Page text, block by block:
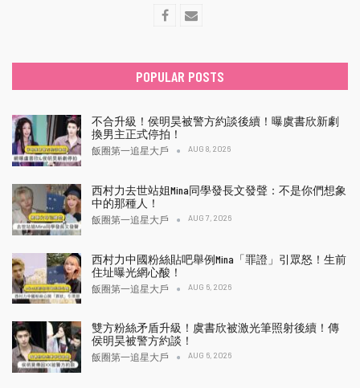
POPULAR POSTS
不合升級！侯明昊被警方約談後續！曝虞書欣新劇
換男主正式停拍！
飯圈第一追星大戶 AUG 8, 2026
西村力去世站姐Mina同學發長文發聲：不是你們想象
中的那種人！
飯圈第一追星大戶 AUG 7, 2026
西村力中國粉絲貼吧舉例Mina「罪證」引眾怒！生前
住址曝光網心酸！
飯圈第一追星大戶 AUG 6, 2026
雙方粉絲矛盾升級！虞書欣被激光筆照射後續！傳
侯明昊被警方約談！
飯圈第一追星大戶 AUG 6, 2026